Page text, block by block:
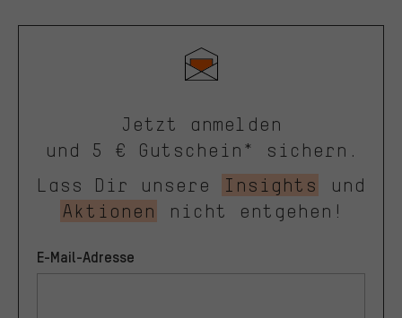
Jetzt anmelden
und 5 € Gutschein* sichern.
Lass Dir unsere
Insights
und
Aktionen
nicht entgehen!
E-Mail-Adresse